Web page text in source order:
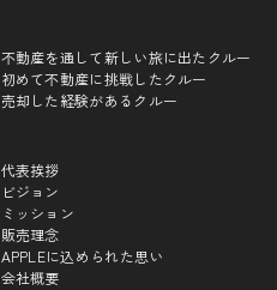
不動産を通して新しい旅に出たクルー
初めて不動産に挑戦したクルー
売却した経験があるクルー
代表挨拶
ビジョン
ミッション
販売理念
APPLEに込められた思い
会社概要